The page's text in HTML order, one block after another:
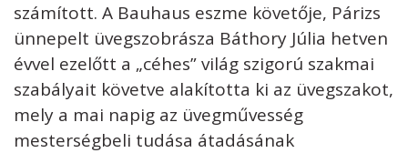
számított. A Bauhaus eszme követője, Párizs
ünnepelt üvegszobrásza Báthory Júlia hetven
évvel ezelőtt a „céhes” világ szigorú szakmai
szabályait követve alakította ki az üvegszakot,
mely a mai napig az üvegművesség
mesterségbeli tudása átadásának